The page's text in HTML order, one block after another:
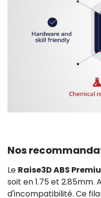
Nos
Le Raise3D ABS
soit en 1.75 et
d'incompatibilité. Ce